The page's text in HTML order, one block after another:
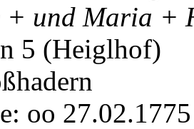
+ und Maria +
5 (Heiglhof)
oo